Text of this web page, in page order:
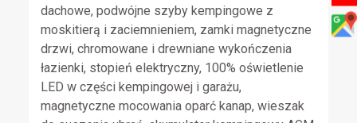
dachowe, podwójne szyby kempingowe z
moskitierą i zaciemnieniem, zamki magnetyczne
drzwi, chromowane i drewniane wykończenia
łazienki, stopień elektryczny, 100% oświetlenie
LED w części kempingowej i garażu,
magnetyczne mocowania oparć kanap, wieszak